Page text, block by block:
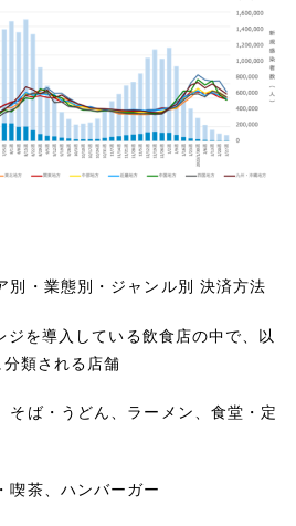
・業態別・ジャンル別 決済方法
ジを導入している飲食店の中で、以
類される店舗
ば・うどん、ラーメン、食堂・定
茶、ハンバーガー